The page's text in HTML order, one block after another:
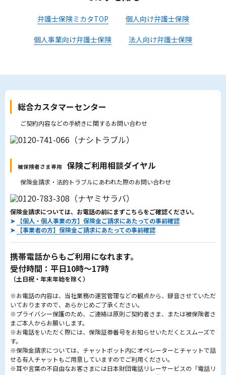
弁護士保険ミカタTOP 個人向け弁護士保険
個人事業向け弁護士保険 法人向け弁護士保険
総合カスタマーセンター
ご契約内容などの手続きに関するお問い合わせ
被保険者さま専用 保険ご利用相談ダイヤル
保険金請求・法的トラブルにあわれた際のお問い合わせ
保険金請求については、お電話の前にまずこちらをご確認ください。
➤
【個人・個人事業の方】保険金ご請求にあたっての事前確認
➤
【事業者の方】保険金ご請求にあたっての事前確認
携帯電話からもご利用になれます。
受付時間：平日10時～17時
（土日祝・年末年始を除く）
※お電話の内容は、当社業務の運営管理などの観点から、録音させていただ
いておりますので、あらかじめご了承ください。
※プライバシー保護のため、ご連絡は原則ご契約者さま、または被保険者さ
まご本人からお願いします。
※お電話をいただく際には、保険証券番号をお知らせいただくとスムーズで
す。
※保険金請求については、チャットボット内にオペレーターとチャットで話
せる有人チャットもご用意していますのでご利用ください。
※耳や言葉の不自由なお客さまには日本財団電話リレーサービスの「電話リ